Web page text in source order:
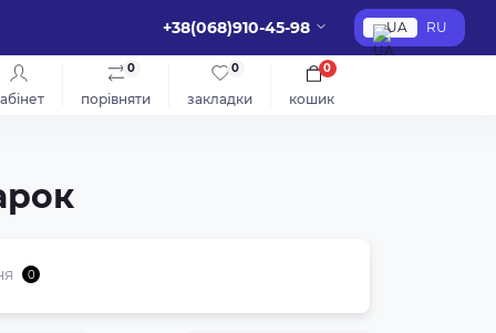
+38(068)910-45-98 UA RU
порівняти
0
закладки
0
кошик
0
0